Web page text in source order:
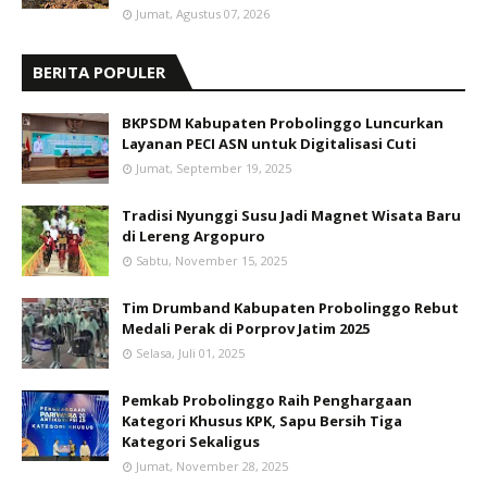
Jumat, Agustus 07, 2026
BERITA POPULER
BKPSDM Kabupaten Probolinggo Luncurkan
Layanan PECI ASN untuk Digitalisasi Cuti
Jumat, September 19, 2025
Tradisi Nyunggi Susu Jadi Magnet Wisata Baru
di Lereng Argopuro
Sabtu, November 15, 2025
Tim Drumband Kabupaten Probolinggo Rebut
Medali Perak di Porprov Jatim 2025
Selasa, Juli 01, 2025
Pemkab Probolinggo Raih Penghargaan
Kategori Khusus KPK, Sapu Bersih Tiga
Kategori Sekaligus
Jumat, November 28, 2025